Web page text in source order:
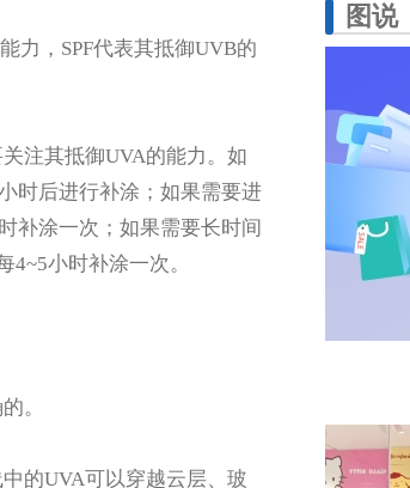
力，SPF代表其抵御UVB的
注其抵御UVA的能力。如
时后进行补涂；如果需要进
补涂一次；如果需要长时间
4~5小时补涂一次。
。
的UVA可以穿越云层、玻
图说